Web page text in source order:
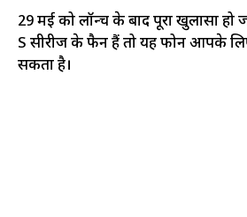
29 मई को लॉन्च के बाद पूरा खुलासा
S सीरीज के फैन हैं तो यह फोन आपके
सकता है।